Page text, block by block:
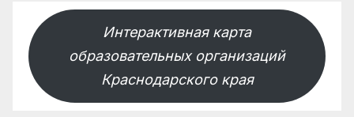
Интерактивная карта
образовательных организаций
Краснодарского края